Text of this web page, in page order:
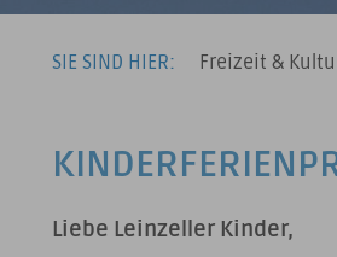
SIE SIND HIER: Freizeit &
Liebe Leinzeller Kinder,